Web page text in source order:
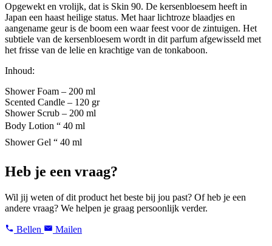
Opgewekt en vrolijk, dat is Skin 90. De kersenbloesem heeft in
Japan een haast heilige status. Met haar lichtroze blaadjes en
aangename geur is de boom een waar feest voor de zintuigen. Het
subtiele van de kersenbloesem wordt in dit parfum afgewisseld met
het frisse van de lelie en krachtige van de tonkaboon.
Inhoud:
Shower Foam – 200 ml
Scented Candle – 120 gr
Shower Scrub – 200 ml
Body Lotion “ 40 ml
Shower Gel “ 40 ml
Heb je een vraag?
Wil jij weten of dit product het beste bij jou past? Of heb je een
andere vraag? We helpen je graag persoonlijk verder.
Bellen Mailen